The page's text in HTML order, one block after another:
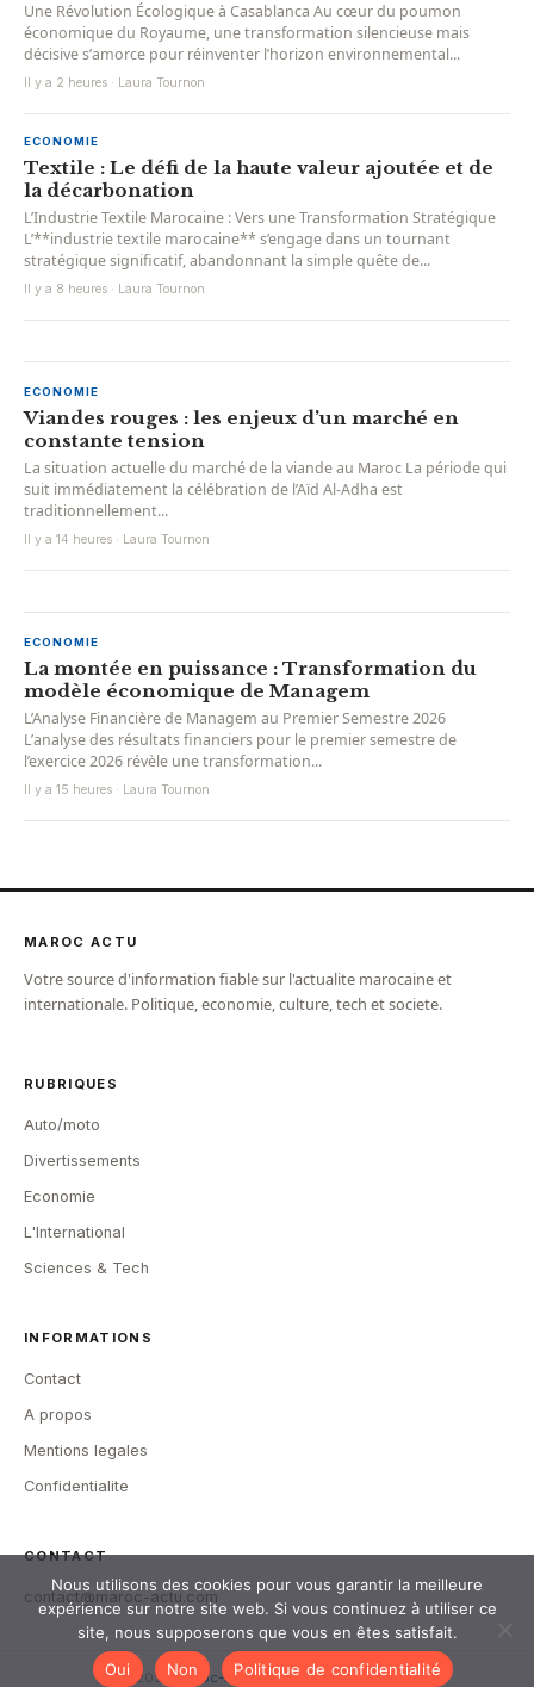
Une Révolution Écologique à Casablanca Au cœur du poumon
économique du Royaume, une transformation silencieuse mais
décisive s’amorce pour réinventer l’horizon environnemental...
Il y a 2 heures · Laura Tournon
ECONOMIE
Textile : Le défi de la haute valeur ajoutée et de
la décarbonation
L’Industrie Textile Marocaine : Vers une Transformation Stratégique
L’**industrie textile marocaine** s’engage dans un tournant
stratégique significatif, abandonnant la simple quête de...
Il y a 8 heures · Laura Tournon
ECONOMIE
Viandes rouges : les enjeux d’un marché en
constante tension
La situation actuelle du marché de la viande au Maroc La période qui
suit immédiatement la célébration de l’Aïd Al-Adha est
traditionnellement...
Il y a 14 heures · Laura Tournon
ECONOMIE
La montée en puissance : Transformation du
modèle économique de Managem
L’Analyse Financière de Managem au Premier Semestre 2026
L’analyse des résultats financiers pour le premier semestre de
l’exercice 2026 révèle une transformation...
Il y a 15 heures · Laura Tournon
MAROC ACTU
Votre source d'information fiable sur l'actualite marocaine et
internationale. Politique, economie, culture, tech et societe.
RUBRIQUES
Auto/moto
Divertissements
Economie
L'International
Sciences & Tech
INFORMATIONS
Contact
A propos
Mentions legales
Confidentialite
CONTACT
contact@maroc-actu.com
© 2026Maroc-Actu— Tous droits reserves
Nous utilisons des cookies pour vous garantir la meilleure
expérience sur notre site web. Si vous continuez à utiliser ce
site, nous supposerons que vous en êtes satisfait.
Oui
Non Politique de confidentialité